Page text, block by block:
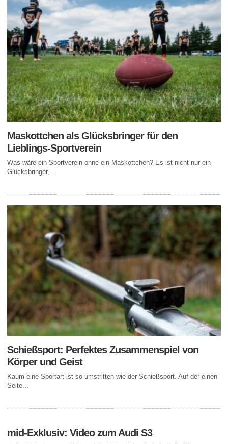
Maskottchen als Glücksbringer für den
Lieblings-Sportverein
Was wäre ein Sportverein ohne ein Maskottchen? Es ist nicht nur ein
Glücksbringer,...
Schießsport: Perfektes Zusammenspiel von
Körper und Geist
Kaum eine Sportart ist so umstritten wie der Schießsport. Auf der einen
Seite...
mid-Exklusiv: Video zum Audi S3